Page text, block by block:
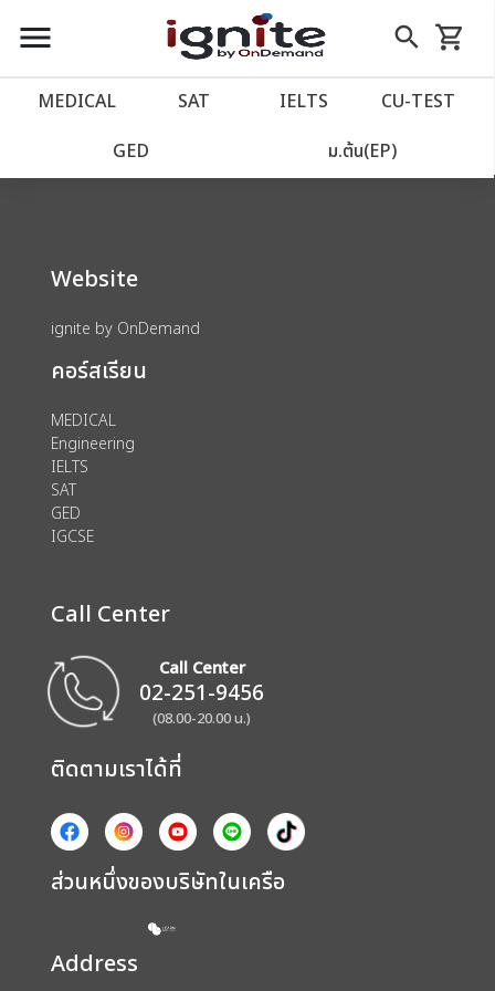
close
account_balance หน้าแรก
เว็บไซต์อิกไนท์
import_contacts วางแผนการเรียน
account_circle เข้าสู่ระบบ
assignment ลงทะเบียน
menu search
Skip
to
shopping_cart
รถเข็น
MEDICAL SAT IELTS CU‑TEST
GED ม.ต้น(EP)
We could not find anything for 80002125
Website
ignite by OnDemand
คอร์สเรียน
MEDICAL
Engineering
IELTS
SAT
GED
IGCSE
Call Center
Call Center
02-251-9456
(08.00-20.00 น.)
ติดตามเราได้ที่
ส่วนหนึ่งของบริษัทในเครือ
Address